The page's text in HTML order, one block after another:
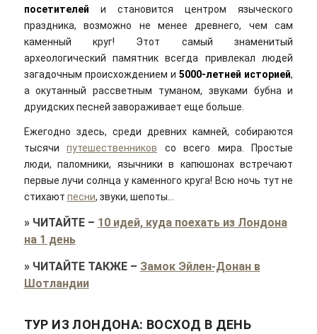
посетителей и становится центром языческого
праздника, возможно не менее древнего, чем сам
каменный круг! Этот самый знаменитый
археологический памятник всегда привлекал людей
загадочным происхождением и5000-летней историей,
а окутанный рассветным туманом, звуками бубна и
друидских песней завораживает еще больше.
Ежегодно здесь, среди древних камней, собираются
тысячипутешественников со всего мира. Простые
люди, паломники, язычники в капюшонах встречают
первые лучи солнца у каменного круга! Всю ночь тут не
стихают песни, звуки, шепоты…
» ЧИТАЙТЕ– 10 идей, куда поехать из Лондона
на 1 день
» ЧИТАЙТЕ ТАКЖЕ– Замок Эйлен-Донан в
Шотландии
ТУР ИЗ ЛОНДОНА: ВОСХОД В ДЕНЬ